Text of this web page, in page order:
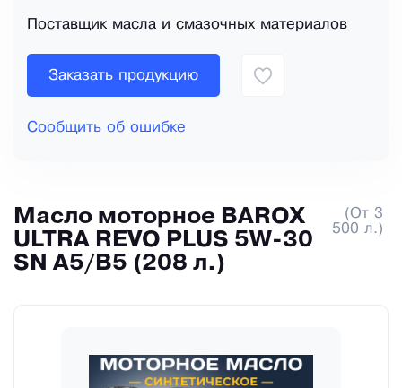
Поставщик масла и смазочных материалов
Заказать продукцию
Сообщить об ошибке
Масло моторное BAROX
ULTRA REVO PLUS 5W-30
SN A5/B5 (208 л.)
(От 3
500 л.)